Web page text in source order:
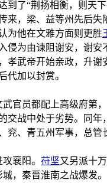
了“荆扬相衡，则
，梁、益等州先后
为他在文雅方面则更胜
为由谏阻谢安，谢
武帝开始亲政，升
代加以封赏。
官员都配上高级府
交战中处于劣势。同
、青五州军事，总管
襄阳。 苻坚又另派十
城，秦晋淮南之战爆发